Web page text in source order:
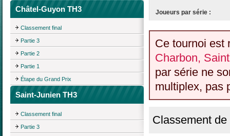
Châtel-Guyon TH3
Classement final
Partie 3
Partie 2
Partie 1
Étape du Grand Prix
Saint-Junien TH3
Classement final
Partie 3
Joueurs par série :
Ce tournoi est
Charbon,
par série ne
multiplex, pas
Classement